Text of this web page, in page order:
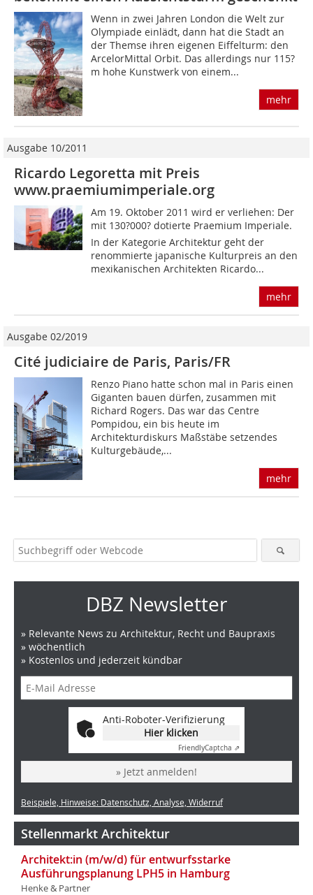
Wenn in zwei Jahren London die Welt zur
Olympiade einlädt, dann hat die Stadt an
der Themse ihren eigenen Eiffelturm: den
ArcelorMittal Orbit. Das allerdings nur 115?
m hohe Kunstwerk von einem...
mehr
Ausgabe 10/2011
Ricardo Legoretta mit Preis
www.praemiumimperiale.org
Am 19. Oktober 2011 wird er verliehen: Der
mit 130?000? dotierte Praemium Imperiale.
In der Kategorie Architektur geht der
renommierte japanische Kulturpreis an den
mexikanischen Architekten Ricardo...
mehr
Ausgabe 02/2019
Cité judiciaire de Paris, Paris/FR
Renzo Piano hatte schon mal in Paris einen
Giganten bauen dürfen, zusammen mit
Richard Rogers. Das war das Centre
Pompidou, ein bis heute im
Architekturdiskurs Maßstäbe setzendes
Kulturgebäude,...
mehr
DBZ Newsletter
» Relevante News zu Architektur, Recht und Baupraxis
» wöchentlich
» Kostenlos und jederzeit kündbar
Anti-Roboter-Verifizierung
Hier klicken
FriendlyCaptcha ⇗
» Jetzt anmelden!
Beispiele, Hinweise: Datenschutz, Analyse, Widerruf
Stellenmarkt Architektur
Architekt:in (m/w/d) für entwurfsstarke
Ausführungsplanung LPH5 in Hamburg
Henke & Partner